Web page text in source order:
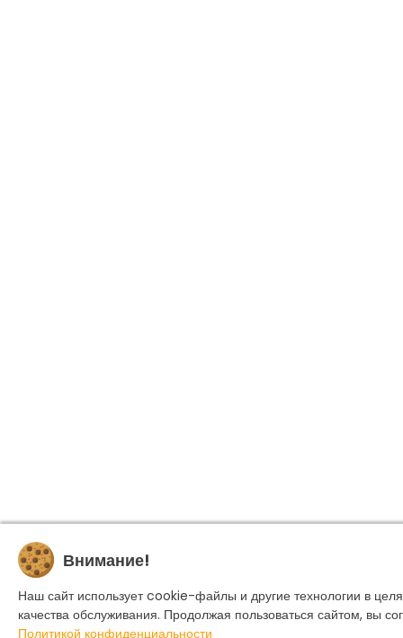
Внимание!
Наш сайт использует cookie-файлы и другие технологии в
качества обслуживания. Продолжая пользоваться сайтом, вы
Политикой конфиденциальности